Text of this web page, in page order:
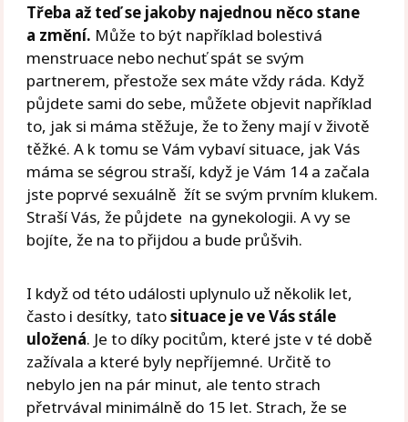
Třeba až teď se jakoby najednou něco stane
a změní. Může to být například bolestivá
menstruace nebo nechuť spát se svým
partnerem, přestože sex máte vždy ráda. Když
půjdete sami do sebe, můžete objevit například
to, jak si máma stěžuje, že to ženy mají v životě
těžké. A k tomu se Vám vybaví situace, jak Vás
máma se ségrou straší, když je Vám 14 a začala
jste poprvé sexuálně žít se svým prvním klukem.
Straší Vás, že půjdete na gynekologii. A vy se
bojíte, že na to přijdou a bude průšvih.
I když od této události uplynulo už několik let,
často i desítky, tatosituace je ve Vás stále
uložená. Je to díky pocitům, které jste v té době
zažívala a které byly nepříjemné. Určitě to
nebylo jen na pár minut, ale tento strach
přetrvával minimálně do 15 let. Strach, že se